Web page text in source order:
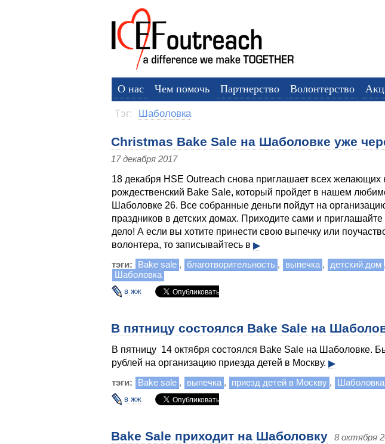
О нас Чем помочь Партнерство Волонтерство
Тэг: Шаболовка
Christmas Bake Sale на Шаболовке уже
17 декабря 2017
18 декабря HSE Outreach снова приглашает всех желающих
рождественский Bake Sale, который пройдет в нашем
Шаболовке 26. Все собранные деньги пойдут на
праздников в детских домах. Приходите сами и
дело! А если вы хотите принести свою выпечку или
волонтера, то записывайтесь в ▶
тэги: Bake sale , благотворительность , выпечка , детский дом ,
Шаболовка
в жж
В пятницу состоялся Bake Sale на
В пятницу 14 октября состоялся Bake Sale на Шаболовке.
рублей на организацию приезда детей в Москву. ▶
тэги: Bake sale , выпечка , приезд детей в Москву , Шаболовка
в жж
Bake Sale приходит на Шаболовку 8 октября